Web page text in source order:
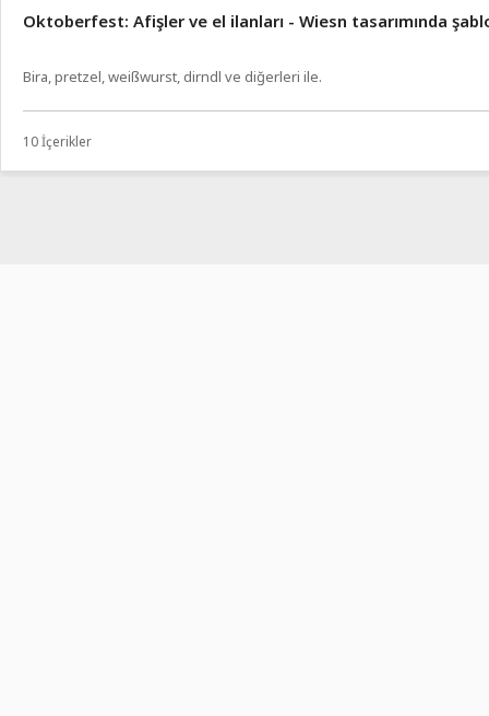
Oktoberfest: Afişler ve el ilanları - Wiesn tasarımında
Bira, pretzel, weißwurst, dirndl ve diğerleri ile.
10 İçerikler